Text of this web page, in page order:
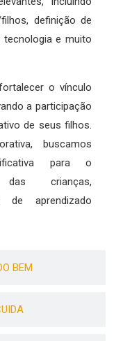
BEM
definição de
e muito
o vínculo
a participação
de seus filhos.
buscamos
para o
das crianças,
de aprendizado